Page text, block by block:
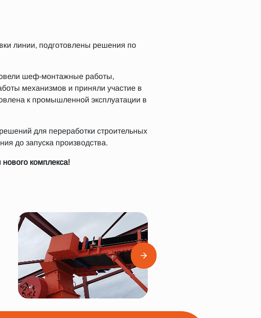
линии, подготовлены решения по
шеф-монтажные работы,
механизмов и приняли участие в
к промышленной эксплуатации в
для переработки строительных
до запуска производства.
комплекса!